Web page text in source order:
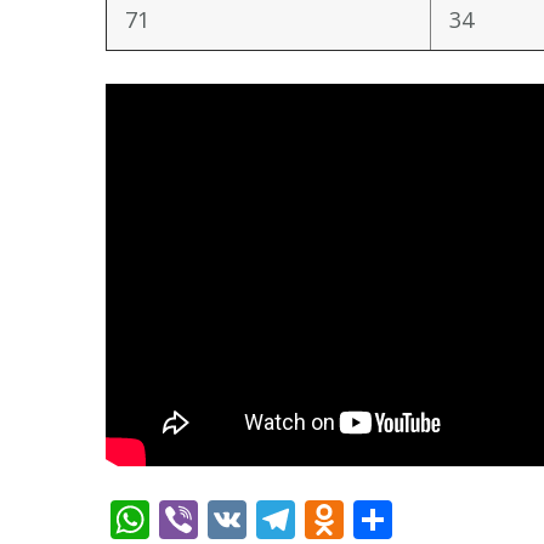
71 34
WhatsApp
Viber
VK Telegram